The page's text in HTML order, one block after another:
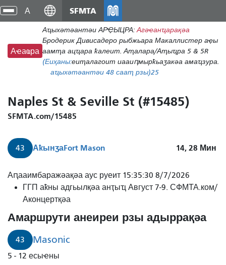
Аҵакы
хада
ахь
аиасра
SFMTA
Агәҽанҵарақәа
Аҵыхәтәантәи АРҾЫЦРА:
Бродерик Дивисадеро рыбжьара Макаллистер аҿы
аамҭа ацҵара ҟалеит. Аҭалара/Аҭыҵра 5 & 5R
еиҭалагоит иааиԥмырҟьаӡакәа амаҵзура.
(Еиҳаны:
25
аҵыхәтәантәи 48 сааҭ рзы)
Аҽаҩра
Naples St & Seville St (#15485)
SFMTA.com/15485
43 АҟынӡаFort Mason 14, 28 Мин
Аԥааимбаражәақәа аус руеит 15:35:30 8/7/2026
ГГП аҟны адгьылқәа анҭыҵ Август 7-9. СФМТА.ком/
Аконцертқәа
Амаршрути анеиреи рзы адыррақәа
43 Masonic
5 - 12 есыҽны